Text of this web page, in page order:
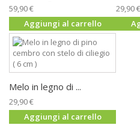
59,90 €
Aggiungi al carrello
29,90 €
Melo in legno di ...
29,90 €
Aggiungi al carrello